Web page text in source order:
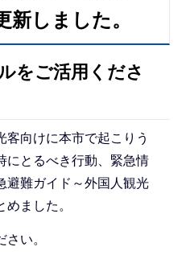
しました。
をご活用くださ
客向けに本市で起こりう
にとるべき行動、緊急情
避難ガイド～外国人観光
ました。
い。